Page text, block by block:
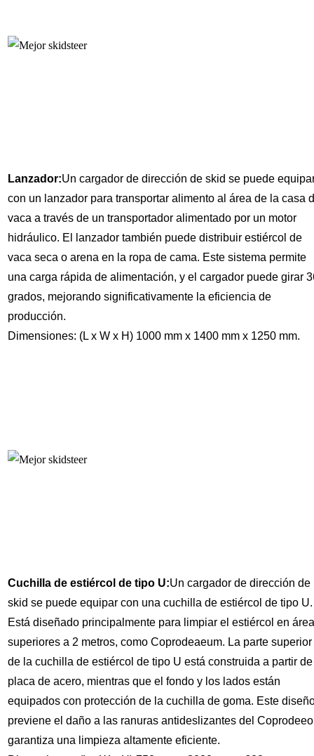
Lanzador:Un cargador de dirección de skid se puede
con un lanzador para transportar alimento al área de la casa
vaca a través de un transportador alimentado por un motor
hidráulico. El lanzador también puede distribuir estiércol de
vaca seca o arena en la ropa de cama. Este sistema permite
una carga rápida de alimentación, y el cargador puede girar
grados, mejorando significativamente la eficiencia de
producción.
Dimensiones: (L x W x H) 1000 mm x 1400 mm x 1250 mm.
Cuchilla de estiércol de tipo U:Un cargador de dirección de
skid se puede equipar con una cuchilla de estiércol de tipo U.
Está diseñado principalmente para limpiar el estiércol en
superiores a 2 metros, como Coprodeaeum. La parte superior
de la cuchilla de estiércol de tipo U está construida a partir
placa de acero, mientras que el fondo y los lados están
equipados con protección de la cuchilla de goma. Este
previene el daño a las ranuras antideslizantes del
garantiza una limpieza altamente eficiente.